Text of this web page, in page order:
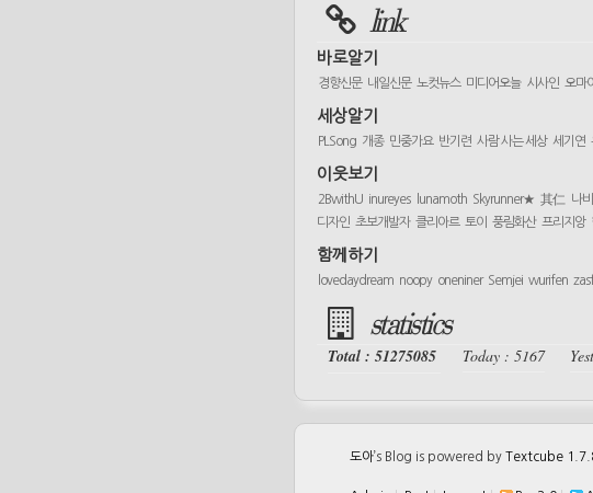
link
바로알기
경향신문 내일신문 노컷뉴스 미디어오늘 시사인 오마
세상알기
PLSong 개종 민중가요 반기련 사람 사는 세상 세기연
이웃보기
2BwithU inureyes lunamoth Skyrunner★ 其仁 나비
디자인 초보개발자 클리아르 토이 풍림화산 프리지앙
함께하기
lovedaydream noopy oneniner Semjei wurifen
statistics
Total : 51275085 Today : 5167
도아’s Blog is powered by Textcube